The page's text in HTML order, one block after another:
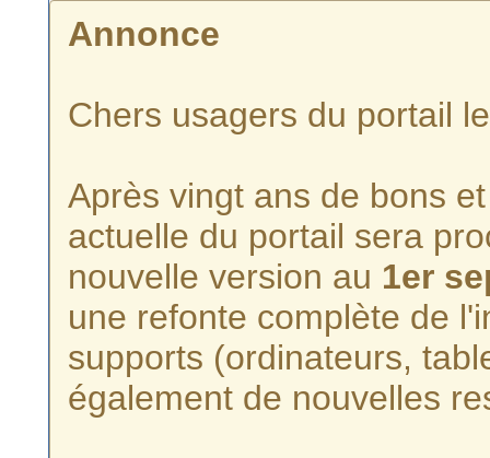
Annonce
Chers usagers du portail
Après vingt ans de bons
actuelle du portail sera
nouvelle version au 1er
une refonte complète de
supports (ordinateurs,
également de nouvelles